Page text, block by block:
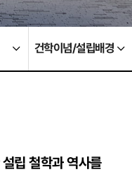
건학이념/설립배경
립 철학과 역사를